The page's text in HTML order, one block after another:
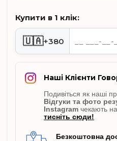
Купити в 1 клік:
🇺🇦+380
Наші Клієнти
Подивіться як наші
Відгуки та фото
Instagram чекають
тисніть сюди!
Безкоштовна